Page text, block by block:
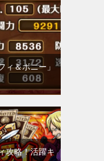
ィ＆ボニー」
攻略！活躍キ